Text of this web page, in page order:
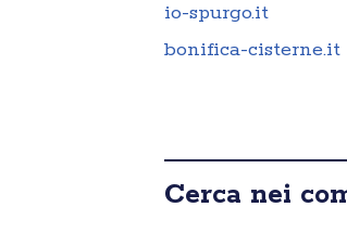
io-spurgo.it
bonifica-cisterne.it
Cerca nei